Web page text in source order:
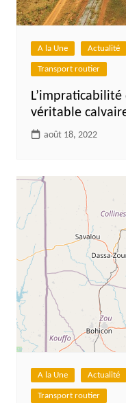
A la Une Actualité
Transport routier
véritable
août 18, 2022
A la Une Actualité
Transport routier